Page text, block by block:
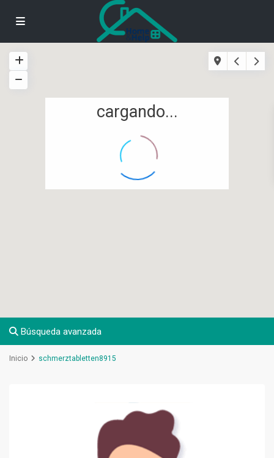
cargando...
Búsqueda avanzada
Inicio schmerztabletten8915